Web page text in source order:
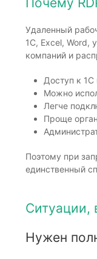
Удаленный
1С, Excel, Word,
компаний и
Доступ к 1С
Можно
Легче
Проще
Поэтому при
единственный
Ситуации,
Нужен